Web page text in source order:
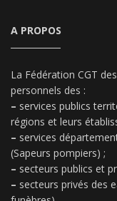
A PROPOS
La Fédération CGT
personnels des :
– services publics
régions et leurs
– services
(Sapeurs pompiers) ;
– secteurs publics et
– secteurs privés des